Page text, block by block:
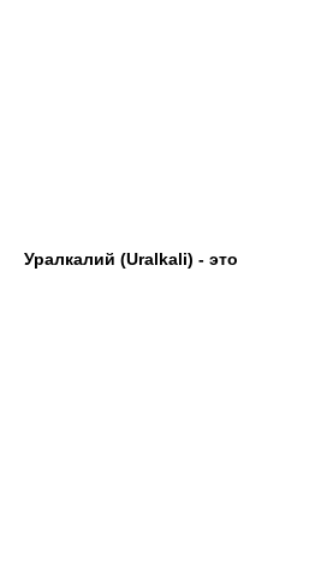
Уралкалий (Uralkali) - это